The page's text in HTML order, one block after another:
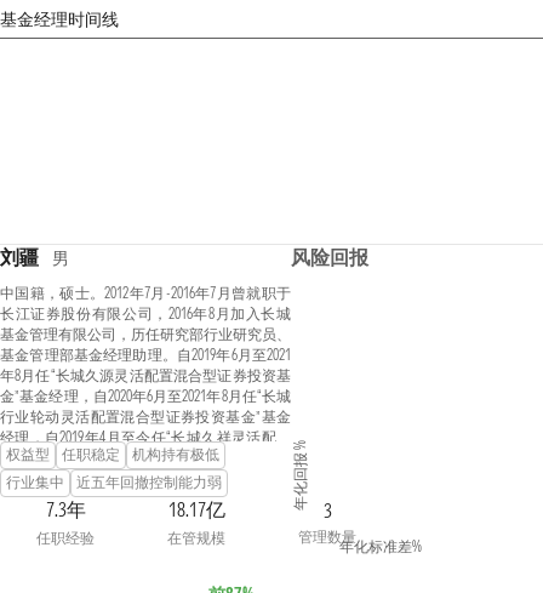
基金经理时间线
刘疆 男
中国籍，硕士。2012年7月-2016年7月曾就职于
长江证券股份有限公司，2016年8月加入长城
基金管理有限公司，历任研究部行业研究员、
基金管理部基金经理助理。自2019年6月至2021
年8月任“长城久源灵活配置混合型证券投资基
金”基金经理，自2020年6月至2021年8月任“长城
行业轮动灵活配置混合型证券投资基金”基金
经理，自2019年4月至今任“长城久祥灵活配置
混合型证券投资基金”基金经理。
权益型 任职稳定
机构持有极低
行业集中
近五年回撤控制能力弱
7.3年
任职经验
18.17亿
在管规模
3
管理数量
风险回报
年化回报 %
年化标准差%